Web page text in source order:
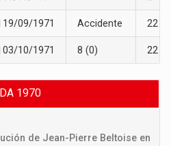
19/09/1971 Accidente 22
03/10/1971 8 (0) 22
1970
de Jean-Pierre Beltoise en